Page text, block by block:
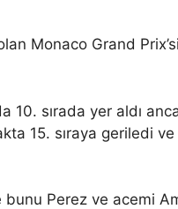
Monaco Grand
10. sırada yer aldı
15. sıraya geriledi
bunu Perez ve acemi